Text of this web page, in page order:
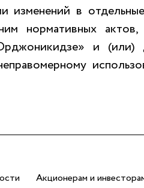
в
нормативных
и
Акционерам и